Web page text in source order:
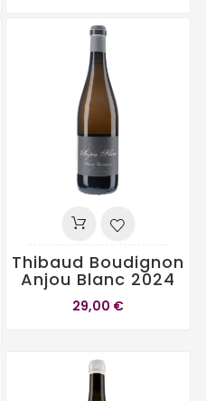
Thibaud Boudignon
Anjou Blanc 2024
29,00 €